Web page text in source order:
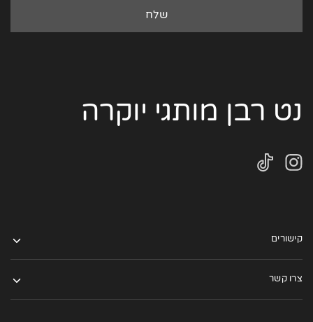
נט רבן מותגי יוקרה
קישורים
צרו קשר